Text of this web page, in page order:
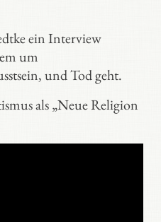
ein Interview
um
und Tod geht.
als „Neue Religion